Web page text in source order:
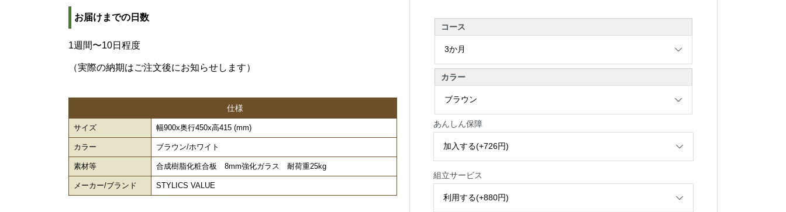
お届けまでの日数
1週間〜10日程度
（実際の納期はご注文後にお知らせします）
仕様
サイズ 幅900x奥行450x高415 (mm)
カラー ブラウン/ホワイト
素材等 合成樹脂化粧合板 8mm強化ガラス 耐荷重25kg
メーカー/ブランド STYLICS VALUE
コース
カラー
あんしん保障
組立サービス